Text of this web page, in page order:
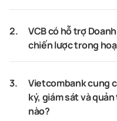
2.
VCB có hỗ trợ
chiến lược trong
3.
Vietcombank cung
ký, giám sát và
nào?